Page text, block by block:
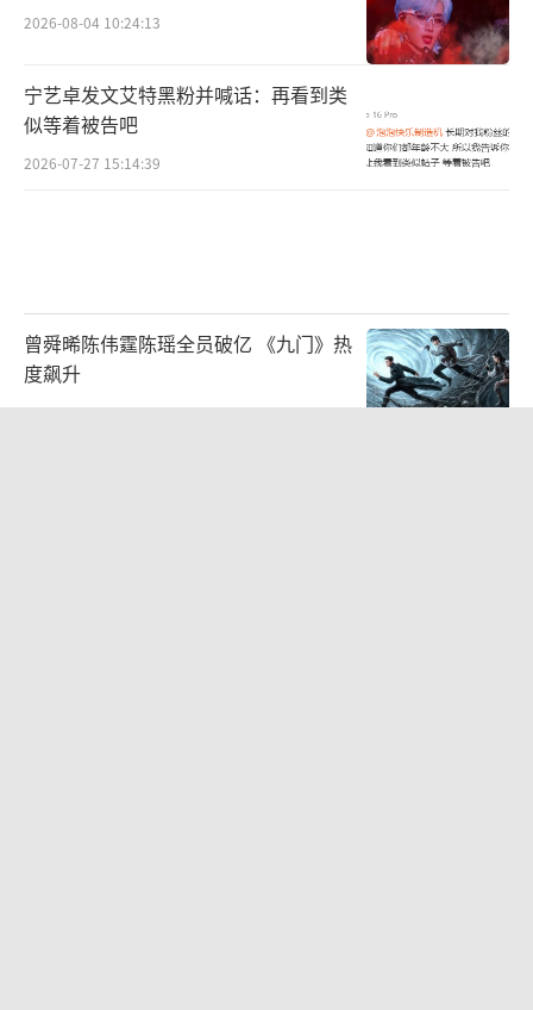
2026-08-04 10:24:13
宁艺卓发文艾特黑粉并喊话：再看到类
似等着被告吧
2026-07-27 15:14:39
曾舜晞陈伟霆陈瑶全员破亿 《九门》热
度飙升
2026-07-31 13:28:43